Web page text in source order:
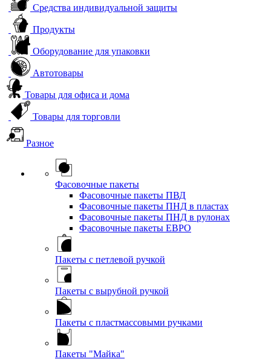
Средства индивидуальной защиты
Продукты
Оборудование для упаковки
Автотовары
Товары для офиса и дома
Товары для торговли
Разное
Фасовочные пакеты
Фасовочные пакеты ПВД
Фасовочные пакеты ПНД в пластах
Фасовочные пакеты ПНД в рулонах
Фасовочные пакеты ЕВРО
Пакеты с петлевой ручкой
Пакеты с вырубной ручкой
Пакеты с пластмассовыми ручками
Пакеты "Майка"